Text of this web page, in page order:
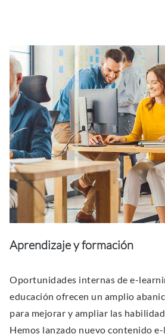
Aprendizaje y formación
Oportunidades internas de e-
educación ofrecen un amplio
para mejorar y ampliar las
Hemos lanzado nuevo contenido